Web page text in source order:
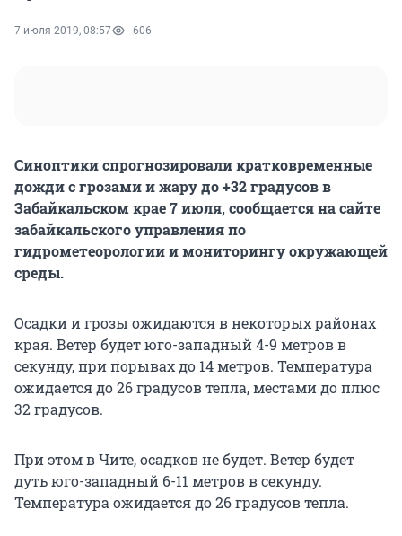
7 июля 2019, 08:57 606
Синоптики спрогнозировали кратковременные
дожди с грозами и жару до +32 градусов в
Забайкальском крае 7 июля, сообщается на сайте
забайкальского управления по
гидрометеорологии и мониторингу окружающей
среды.
Осадки и грозы ожидаются в некоторых районах
края. Ветер будет юго-западный 4-9 метров в
секунду, при порывах до 14 метров. Температура
ожидается до 26 градусов тепла, местами до плюс
32 градусов.
При этом в Чите, осадков не будет. Ветер будет
дуть юго-западный 6-11 метров в секунду.
Температура ожидается до 26 градусов тепла.